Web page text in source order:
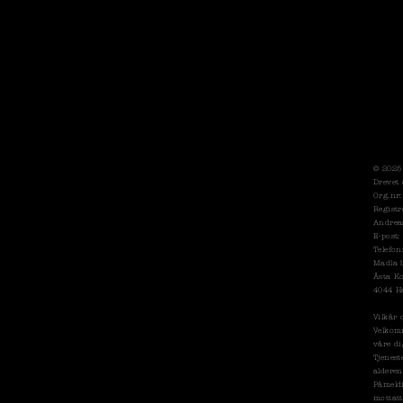
©
Drevet
E-post:
Madla
Åsta
4044
Vilkår
våre